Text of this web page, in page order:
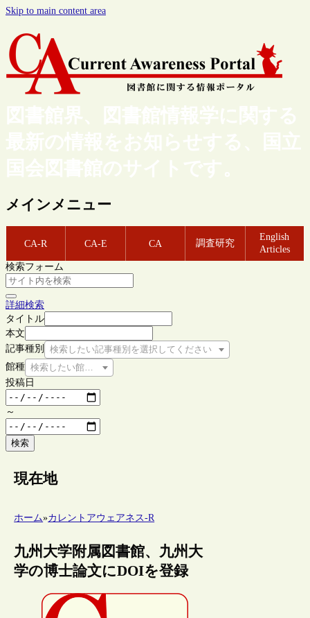
Skip to main content area
図書館界、図書館情報学に関する
最新の情報をお知らせする、国立
国会図書館のサイトです。
メインメニュー
CA-R CA-E CA 調査研究
English
Articles
検索フォーム
詳細検索
タイトル
本文
記事種別
検索したい記事種別を選択してください
館種 検索したい館種を選択してください
投稿日
～
検索
現在地
ホーム»カレントアウェアネス-R
九州大学附属図書館、九州大
学の博士論文にDOIを登録